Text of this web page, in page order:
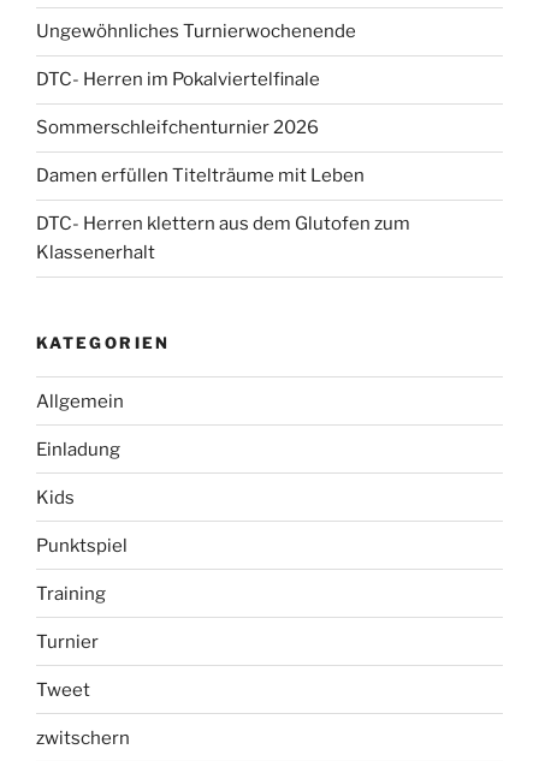
Ungewöhnliches Turnierwochenende
DTC- Herren im Pokalviertelfinale
Sommerschleifchenturnier 2026
Damen erfüllen Titelträume mit Leben
DTC- Herren klettern aus dem Glutofen zum
Klassenerhalt
KATEGORIEN
Allgemein
Einladung
Kids
Punktspiel
Training
Turnier
Tweet
zwitschern